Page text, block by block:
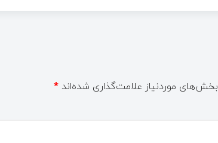
بخش‌های موردنیاز علامت‌گذاری شده‌اند *